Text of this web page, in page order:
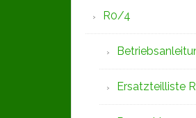
R0/4
Ersatzteilliste